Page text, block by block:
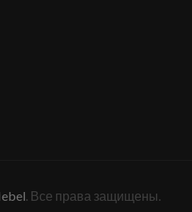
. Все права защищены.